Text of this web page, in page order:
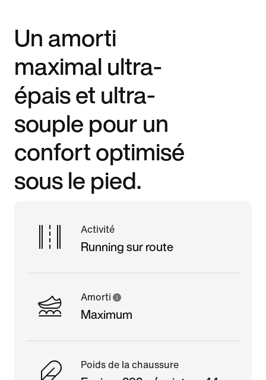
Un amorti
maximal ultra-
épais et ultra-
souple pour un
confort optimisé
sous le pied.
Activité
Running sur route
Amorti
Maximum
Poids de la chaussure